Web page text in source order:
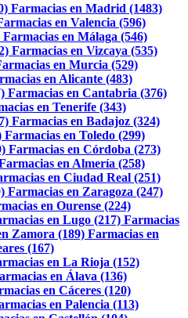
Farmacias en Madrid (1483)
en Valencia (596)
Farmacias en Málaga (546)
Farmacias en Vizcaya (535)
en Murcia (529)
en Alicante (483)
Farmacias en Cantabria (376)
en Tenerife (343)
Farmacias en Badajoz (324)
Farmacias en Toledo (299)
Farmacias en Córdoba (273)
en Almería (258)
en Ciudad Real (251)
Farmacias en Zaragoza (247)
en Ourense (224)
en Lugo (217) Farmacias
Zamora (189) Farmacias en
(167)
en La Rioja (152)
en Álava (136)
en Cáceres (120)
en Palencia (113)